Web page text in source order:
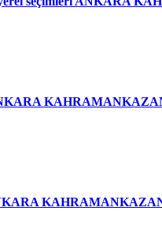
KAHRAMANKAZAN